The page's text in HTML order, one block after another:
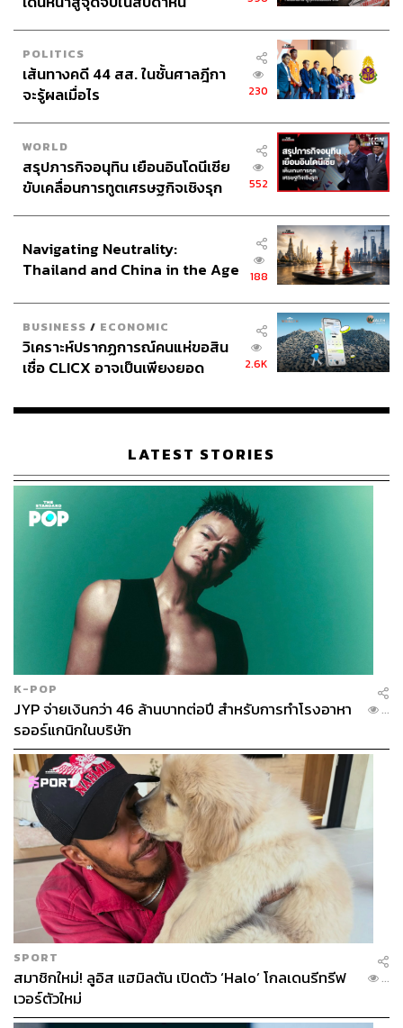
249
ABOUT THE AUTHOR
กีฬา สำนักข่าว THE STANDARD ผู้มีงาน
อดิเรกคือการสัมภาษณ์ BNK48
POLITICS
เส้นทางคดี 44 สส. ในชั้นศาลฎีกา
จะรู้ผลเมื่อไร
230
WORLD
สรุปภารกิจอนุทิน เยือนอินโดนีเซีย
ขับเคลื่อนการทูตเศรษฐกิจเชิงรุก
552
Navigating Neutrality:
Thailand and China in the Age
188
BUSINESS / ECONOMIC
วิเคราะห์ปรากฏการณ์คนแห่ขอสิน
เชื่อ CLICX อาจเป็นเพียงยอด
เรือนไทยที่ถูกซุกไว้
2.6K
LATEST STORIES
K-POP
JYP จ่ายเงินกว่า 46 ล้านบาทต่อปี สำหรับการทำโรงอาหา
รออร์แกนิกในบริษัท
...
SPORT
สมาชิกใหม่! ลูอิส แฮมิลตัน เปิดตัว ‘Halo’ โกลเดนรีทรีฟ
เวอร์ตัวใหม่
...